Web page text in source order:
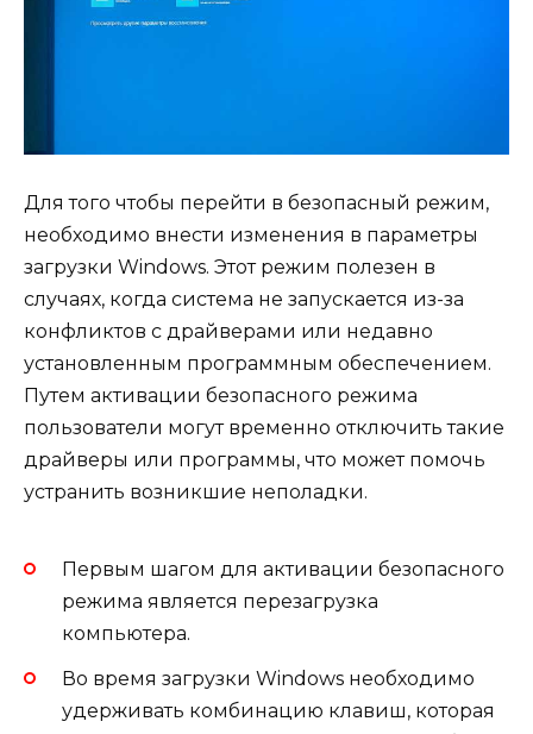
Для того чтобы перейти в безопасный режим,
необходимо внести изменения в параметры
загрузки Windows. Этот режим полезен в
случаях, когда система не запускается из-за
конфликтов с драйверами или недавно
установленным программным обеспечением.
Путем активации безопасного режима
пользователи могут временно отключить такие
драйверы или программы, что может помочь
устранить возникшие неполадки.
Первым шагом для активации безопасного
режима является перезагрузка
компьютера.
Во время загрузки Windows необходимо
удерживать комбинацию клавиш, которая